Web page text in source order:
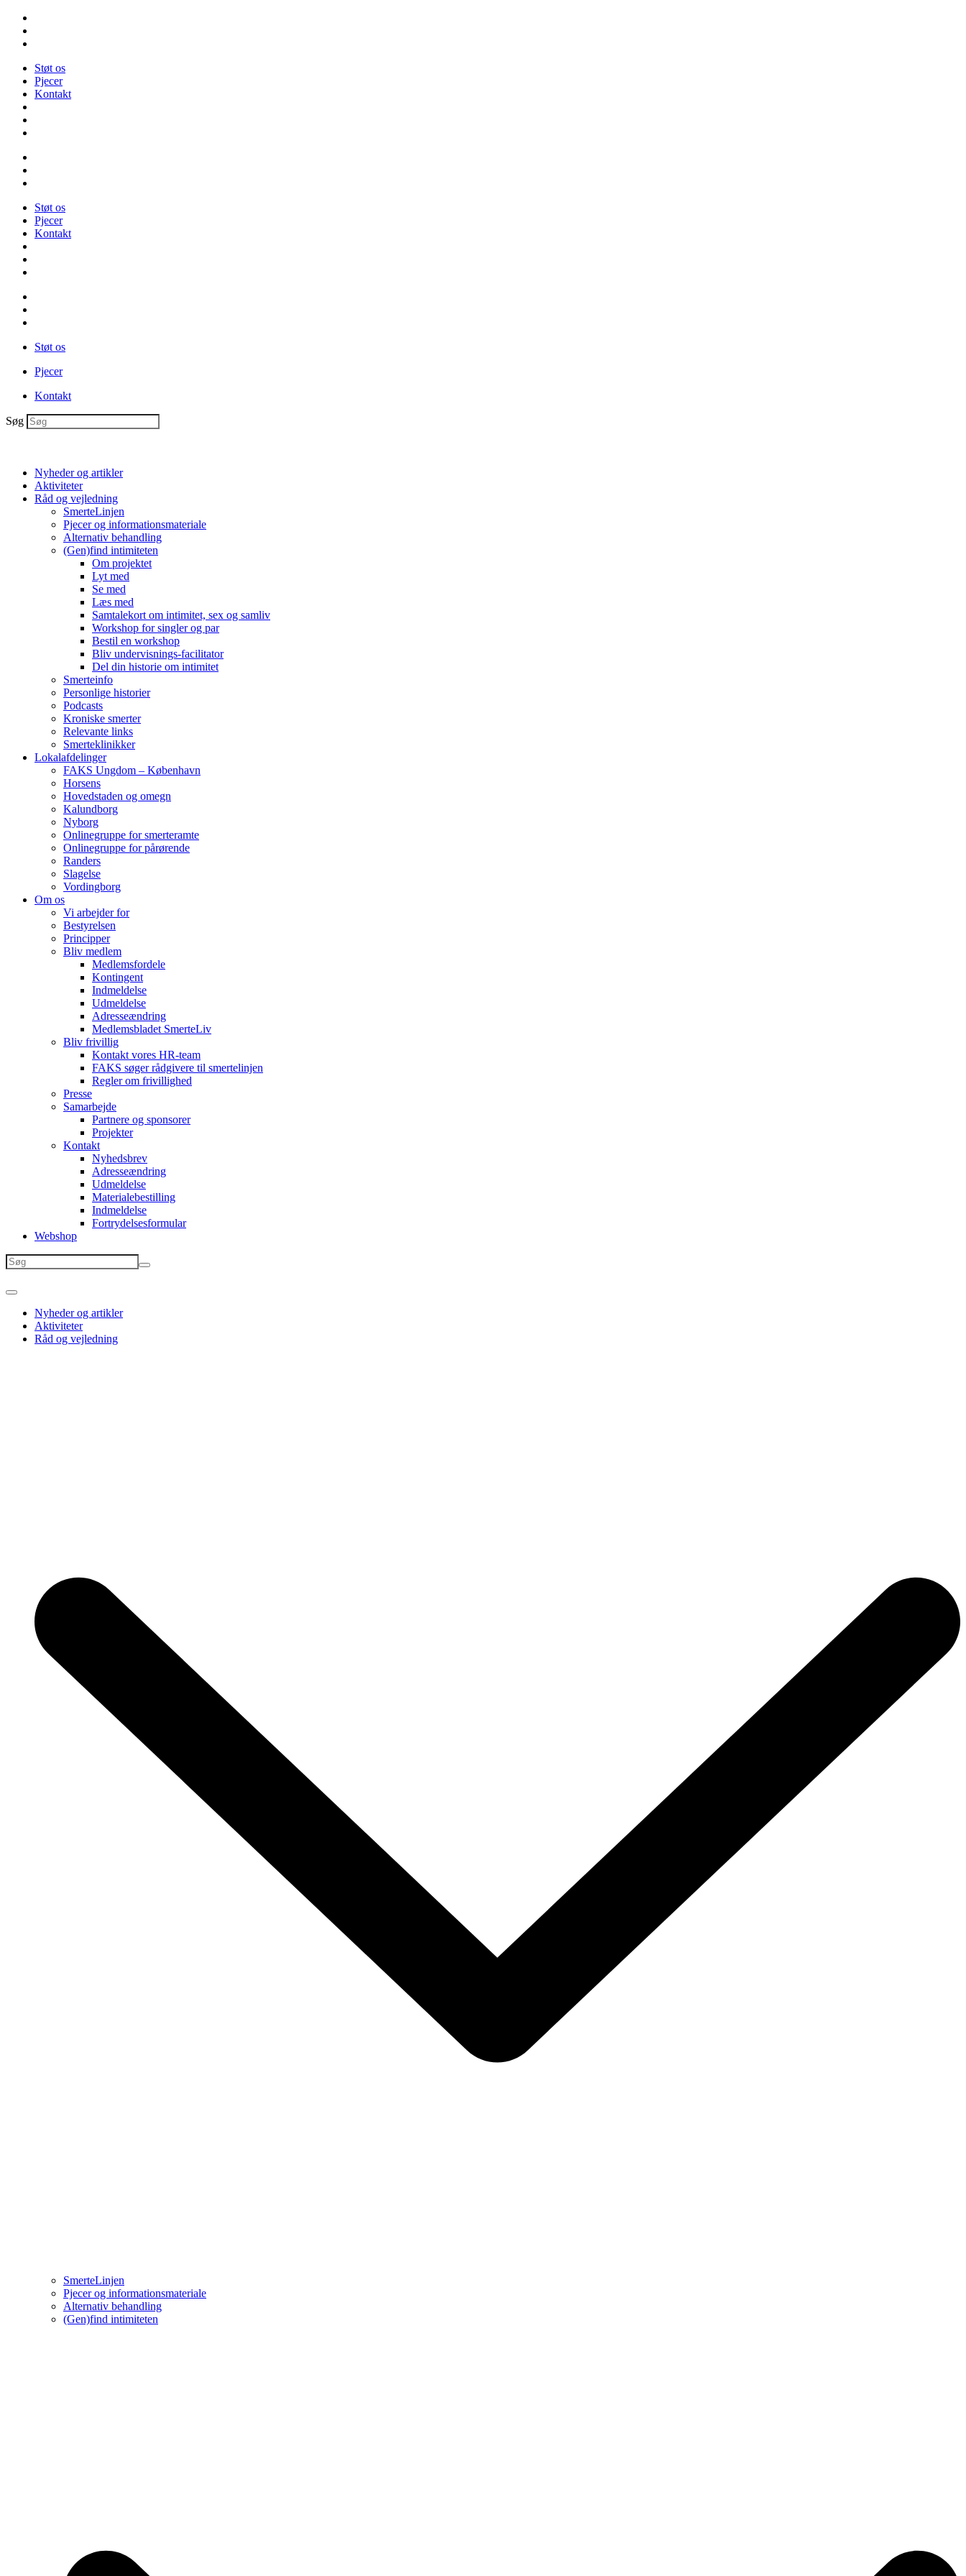
Videre
indhold
Støt os
Pjecer
Kontakt
Støt os
Pjecer
Kontakt
Støt os
Pjecer
Kontakt
Søg
Nyheder og artikler
Aktiviteter
Råd og vejledning
SmerteLinjen
Pjecer og informationsmateriale
Alternativ behandling
(Gen)find intimiteten
Om projektet
Lyt med
Se med
Læs med
Samtalekort om intimitet, sex og samliv
Workshop for singler og par
Bestil en workshop
Bliv undervisnings-facilitator
Del din historie om intimitet
Smerteinfo
Personlige historier
Podcasts
Kroniske smerter
Relevante links
Smerteklinikker
Lokalafdelinger
FAKS Ungdom – København
Horsens
Hovedstaden og omegn
Kalundborg
Nyborg
Onlinegruppe for smerteramte
Onlinegruppe for pårørende
Randers
Slagelse
Vordingborg
Om os
Vi arbejder for
Bestyrelsen
Principper
Bliv medlem
Medlemsfordele
Kontingent
Indmeldelse
Udmeldelse
Adresseændring
Medlemsbladet SmerteLiv
Bliv frivillig
Kontakt vores HR-team
FAKS søger rådgivere til smertelinjen
Regler om frivillighed
Presse
Samarbejde
Partnere og sponsorer
Projekter
Kontakt
Nyhedsbrev
Adresseændring
Udmeldelse
Materialebestilling
Indmeldelse
Fortrydelsesformular
Webshop
Nyheder og artikler
Aktiviteter
Råd og vejledning
SmerteLinjen
Pjecer og informationsmateriale
Alternativ behandling
(Gen)find intimiteten